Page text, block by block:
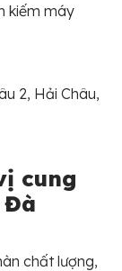
kiếm máy
2, Hải Châu,
cung
Đà
chất lượng,